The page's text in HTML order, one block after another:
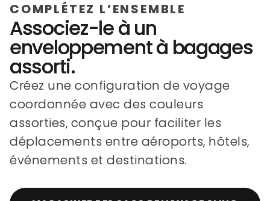
COMPLÉTEZ L’ENSEMBLE
Associez-le à un
enveloppement à bagages
assorti.
Créez une configuration de voyage
coordonnée avec des couleurs
assorties, conçue pour faciliter les
déplacements entre aéroports, hôtels,
événements et destinations.